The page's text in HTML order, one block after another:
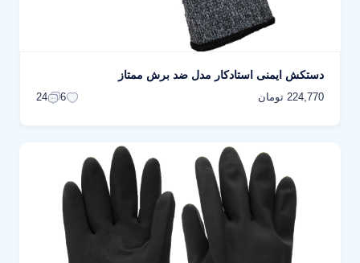
دستکش ایمنی استادکار مدل ضد برش ممتاز
224,770 تومان 6
24